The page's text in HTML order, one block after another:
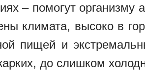
– помогут организму
климата, высоко в
пищей и
до слишком